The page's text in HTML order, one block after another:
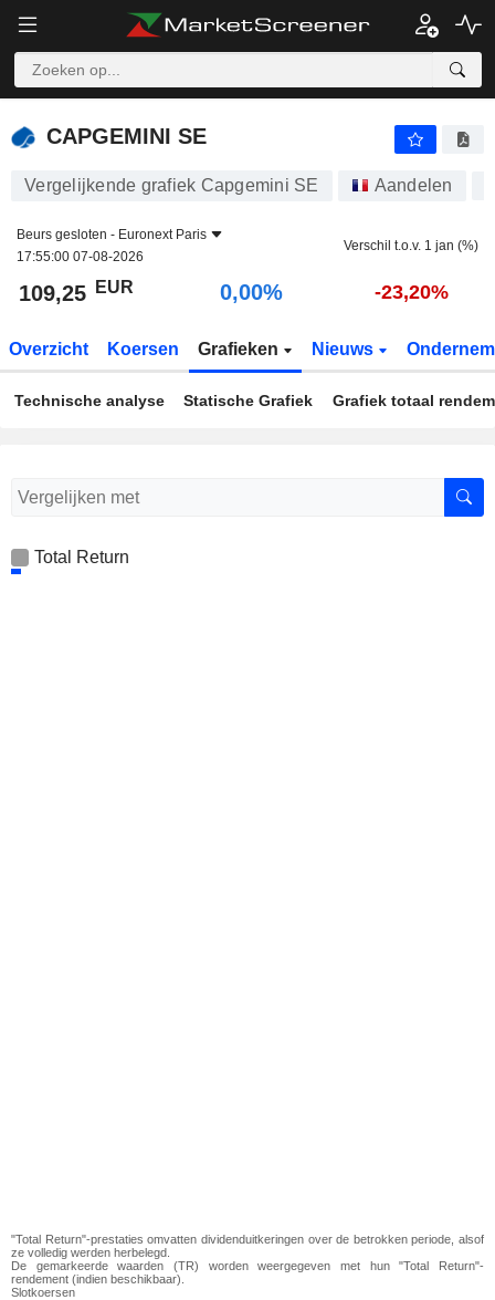
CAPGEMINI SE
CAPGEMINI SE
Vergelijkende grafiek Capgemini SE Aandelen
Beurs gesloten - Euronext Paris
17:55:00 07-08-2026
Verschil t.o.v. 1 jan (%)
109,25 EUR 0,00% -23,20%
Overzicht Koersen Grafieken Nieuws
Technische analyse Statische Grafiek Grafiek totaal
Total Return
"Total Return"-prestaties omvatten dividenduitkeringen over de betrokken periode, alsof
ze volledig werden herbelegd.
De gemarkeerde waarden (TR) worden weergegeven met hun "Total Return"-
rendement (indien beschikbaar).
Slotkoersen